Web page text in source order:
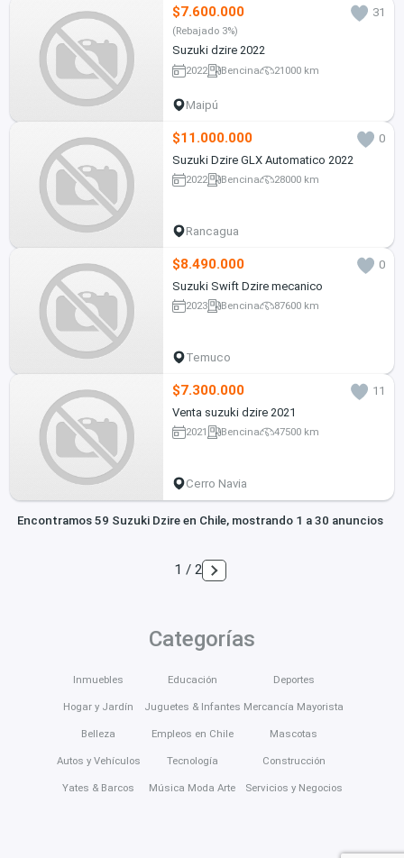
$7.600.000 31
(Rebajado 3%)
Suzuki dzire 2022
2022 Bencina 21000 km
Maipú
$11.000.000
0
Suzuki Dzire GLX Automatico 2022
2022 Bencina 28000 km
Rancagua
$8.490.000
0
Suzuki Swift Dzire mecanico
2023 Bencina 87600 km
Temuco
$7.300.000
11
Venta suzuki dzire 2021
2021 Bencina 47500 km
Cerro Navia
Encontramos 59 Suzuki Dzire en Chile, mostrando 1 a 30 anuncios
1 / 2
Categorías
Inmuebles
Hogar y Jardín
Belleza
Autos y Vehículos
Yates & Barcos
Educación
Juguetes & Infantes
Empleos en Chile
Tecnología
Música Moda Arte
Deportes
Mercancía Mayorista
Mascotas
Construcción
Servicios y Negocios